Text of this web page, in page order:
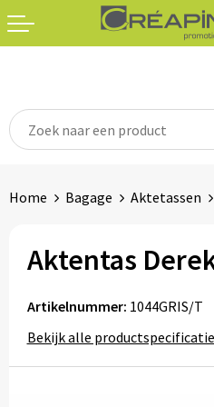
T-shirts
Sweaters en hoodies
Fleeces
Hemden
Automerken
Snoepgoed
Waterflesjes
Home Bagage Aktetassen
Aktentas
Artikelnummer: 1044GRIS/T
Bekijk alle